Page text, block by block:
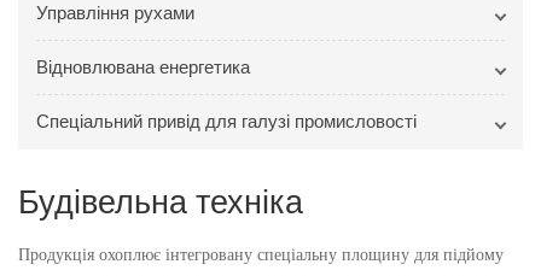
Управління рухами
Відновлювана енергетика
Спеціальний привід для галузі промисловості
Будівельна техніка
Продукція охоплює інтегровану спеціальну площину для підйому